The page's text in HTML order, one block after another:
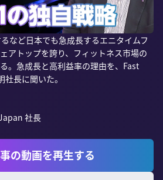
など日本でも急成長するエニタイムフ
アトップを誇り、フィットネス市場の
。急成長と高利益率の理由を、Fast
長に聞いた。
社長
の動画を再生する